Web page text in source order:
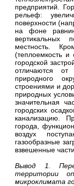
предприятий.
рельеф:
поверхности
на фоне
вертикальных
местность.
(теплоемкость и
городской
отличаются от
природного
строениями и
природных
значительная
городских
канализацию.
города,
воздух
газообразные
взвешенные
Вывод 1.
территории
микроклимата